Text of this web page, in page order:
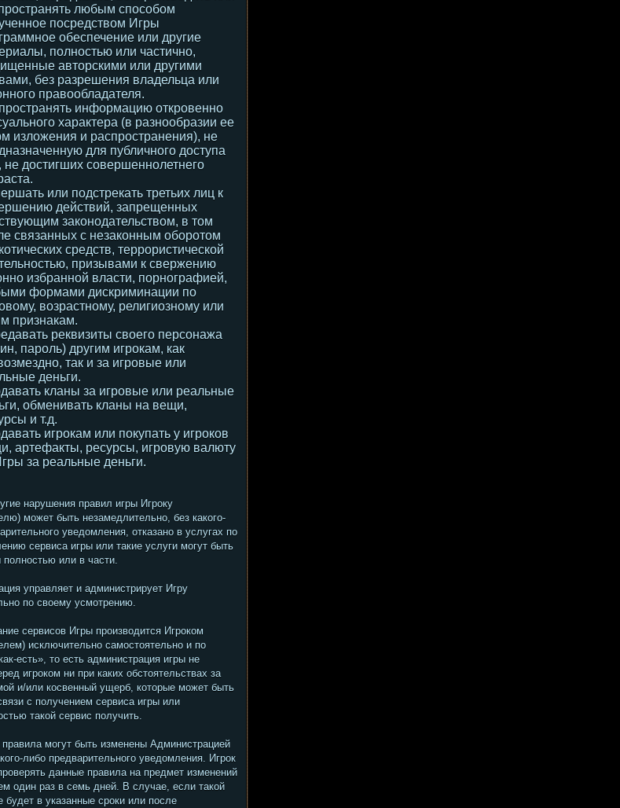
любым способом
посредством Игры
обеспечение или другие
полностью или частично,
авторскими или другими
без разрешения владельца или
правообладателя.
информацию откровенно
характера (в разнообразии ее
изложения и распространения), не
для публичного доступа
не достигших совершеннолетнего
или подстрекать третьих лиц к
действий, запрещенных
законодательством, в том
связанных с незаконным оборотом
средств, террористической
призывами к свержению
избранной власти, порнографией,
формами дискриминации по
возрастному, религиозному или
признакам.
реквизиты своего персонажа
пароль) другим игрокам, как
так и за игровые или
деньги.
кланы за игровые или реальные
обменивать кланы на вещи,
и т.д.
игрокам или покупать у игроков
артефакты, ресурсы, игровую валюту
за реальные деньги.
нарушения правил игры Игроку
может быть незамедлительно, без какого-
уведомления, отказано в услугах по
сервиса игры или такие услуги могут быть
полностью или в части.
управляет и администрирует Игру
по своему усмотрению.
сервисов Игры производится Игроком
исключительно самостоятельно и по
есть», то есть администрация игры не
игроком ни при каких обстоятельствах за
и/или косвенный ущерб, которые может быть
с получением сервиса игры или
такой сервис получить.
могут быть изменены Администрацией
либо предварительного уведомления. Игрок
данные правила на предмет изменений
один раз в семь дней. В случае, если такой
будет в указанные сроки или после